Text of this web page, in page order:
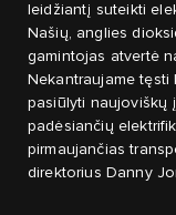
leidžiantį suteikti
Našių, anglies
gamintojas atvertė
Nekantraujame tęsti
pasiūlyti naujoviškų
padėsiančių
pirmaujančias
direktorius Danny